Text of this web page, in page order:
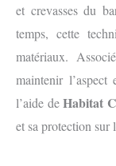
et crevasses du
temps, cette
matériaux.
maintenir l’aspect
l’aide deHabitat
et sa protection sur